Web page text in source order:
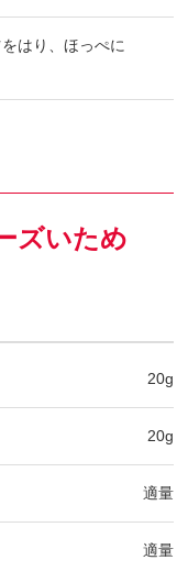
はり、ほっぺに
ズいため
20g
20g
適量
適量